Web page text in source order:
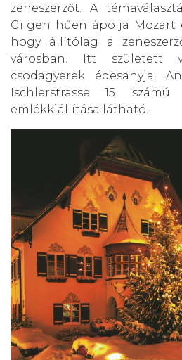
zeneszerzőt. A
Gilgen hűen ápolja Mozart
hogy állítólag a
városban. Itt született
csodagyerek édesanyja,
Ischlerstrasse 15.
emlékkiállítása látható.